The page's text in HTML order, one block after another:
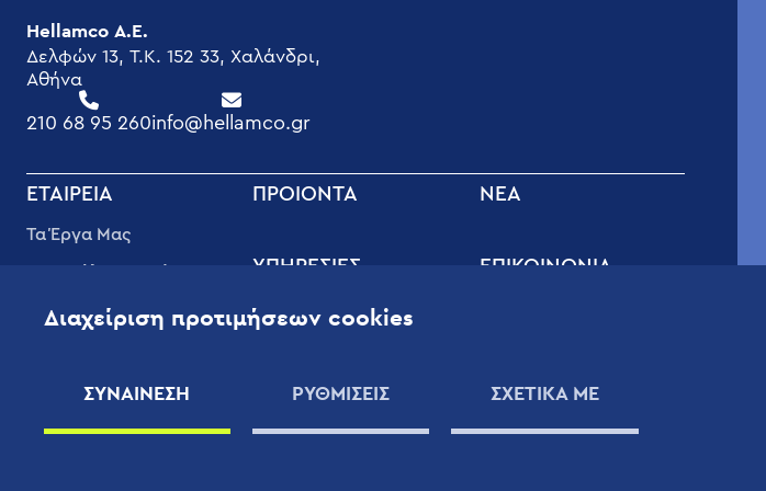
Hellamco Α.Ε.
Δελφών 13, T.K. 152 33, Χαλάνδρι,
Αθήνα
210 68 95 260info@hellamco.gr
FOOTER
MENU
ΕΤΑΙΡΕΊΑ
Τα Έργα Μας
Διασφάλιση Ποιότητας
Εταιρική Κοινωνική
Ευθύνη
Επιστημονικού
ΠΡΟΙΟΝΤΑ
ΥΠΗΡΕΣΊΕΣ
Υπηρεσίες Υποστήριξης
Υψηλής Ποιότητας
ΝΈΑ
ΕΠΙΚΟΙΝΩΝIΑ
Διαχείριση προτιμήσεων cookies
ΣΥΝΑΙΝΕΣΗ ΡΥΘΜΙΣΕΙΣ ΣΧΕΤΙΚΑ ΜΕ